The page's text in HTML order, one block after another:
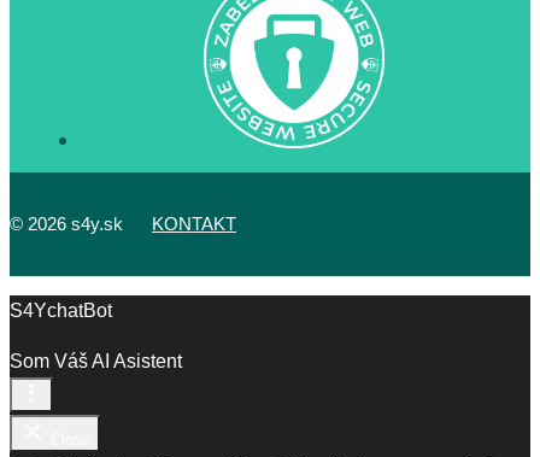
© 2026 s4y.sk KONTAKT
S4YchatBot
Som Váš AI Asistent